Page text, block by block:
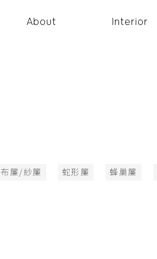
About Interior
布簾/紗簾 蛇形簾 蜂巢簾